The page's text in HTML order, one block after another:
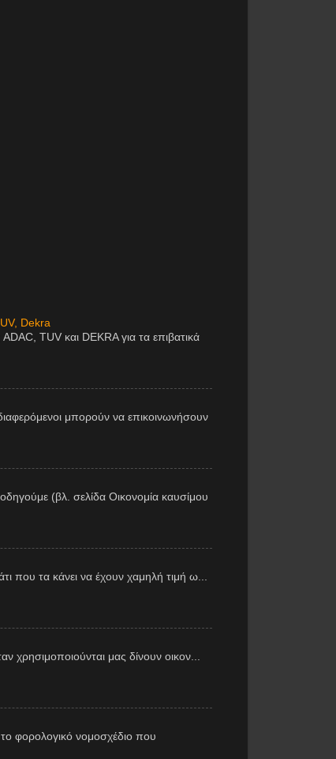
Dekra
TUV και DEKRA για τα επιβατικά
μπορούν να επικοινωνήσουν
(βλ. σελίδα Οικονομία καυσίμου
που τα κάνει να έχουν χαμηλή τιμή ω...
χρησιμοποιούνται μας δίνουν οικον...
φορολογικό νομοσχέδιο που